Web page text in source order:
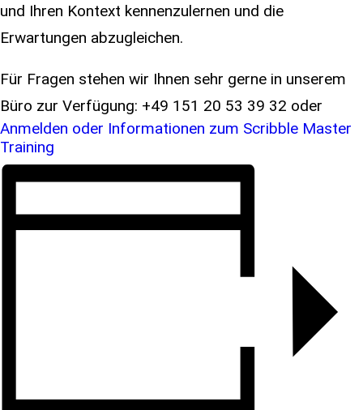
und Ihren Kontext kennenzulernen und die
Erwartungen abzugleichen.
Für Fragen stehen wir Ihnen sehr gerne in unserem
Büro zur Verfügung: +49 151 20 53 39 32 oder
Anmelden oder Informationen zum Scribble Master
Training